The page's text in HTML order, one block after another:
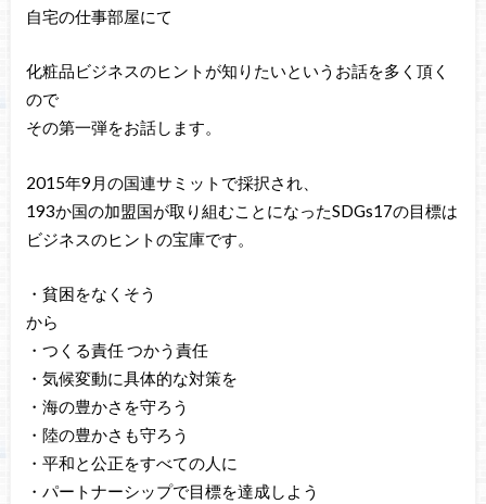
自宅の仕事部屋にて
化粧品ビジネスのヒントが知りたいというお話を多く頂く
ので
その第一弾をお話します。
2015年9月の国連サミットで採択され、
193か国の加盟国が取り組むことになったSDGs17の目標は
ビジネスのヒントの宝庫です。
・貧困をなくそう
から
・つくる責任 つかう責任
・気候変動に具体的な対策を
・海の豊かさを守ろう
・陸の豊かさも守ろう
・平和と公正をすべての人に
・パートナーシップで目標を達成しよう